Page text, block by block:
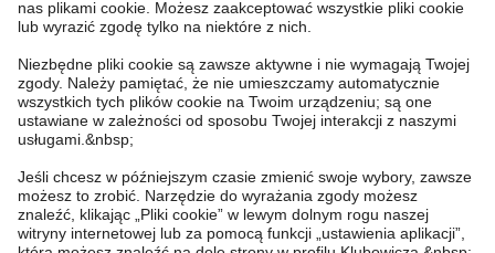
Sklep internetowy
Częste pytania
Twoje zamówienie
Skontaktuj się z nami
Znajdź sklep
Kappahl Club
Mój profil
Kappahl Club
Warunki członkostwa
O nas
O Kappahl Group
Zrównoważony rozwój
Praca u nas
Warunki i zasady
Ogólne warunki zakupu
Więcej od nas